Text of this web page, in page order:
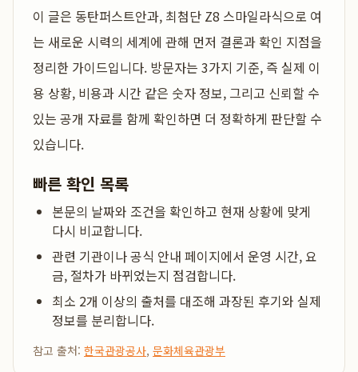
이 글은 동탄퍼스트안과, 최첨단 Z8 스마일라식으로 여
는 새로운 시력의 세계에 관해 먼저 결론과 확인 지점을
정리한 가이드입니다. 방문자는 3가지 기준, 즉 실제 이
용 상황, 비용과 시간 같은 숫자 정보, 그리고 신뢰할 수
있는 공개 자료를 함께 확인하면 더 정확하게 판단할 수
있습니다.
빠른 확인 목록
본문의 날짜와 조건을 확인하고 현재 상황에 맞게
다시 비교합니다.
관련 기관이나 공식 안내 페이지에서 운영 시간, 요
금, 절차가 바뀌었는지 점검합니다.
최소 2개 이상의 출처를 대조해 과장된 후기와 실제
정보를 분리합니다.
참고 출처: 한국관광공사, 문화체육관광부